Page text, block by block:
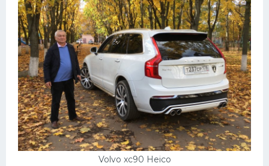
Volvo xc90 Heico